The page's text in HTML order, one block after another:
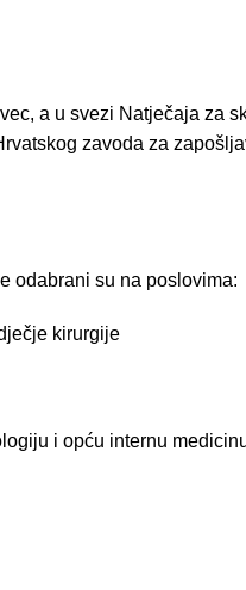
a u svezi Natječaja za
zavoda za
odabrani su na poslovima:
kirurgije
i opću internu